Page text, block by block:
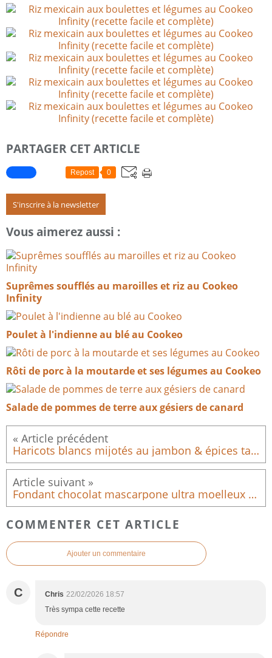
PARTAGER CET ARTICLE
Repost 0
S'inscrire à la newsletter
Vous aimerez aussi :
Suprêmes soufflés au maroilles et riz au Cookeo
Infinity​​​​​​​
Poulet à l'indienne au blé au Cookeo
Rôti de porc à la moutarde et ses légumes au Cookeo
Salade de pommes de terre aux gésiers de canard
Haricots blancs mijotés au jambon & épices tandoori au Companion
Fondant chocolat mascarpone ultra moelleux – recette facile et irrésistible
COMMENTER CET ARTICLE
Ajouter un commentaire
C Chris 22/02/2026 18:57
Très sympa cette recette
Répondre